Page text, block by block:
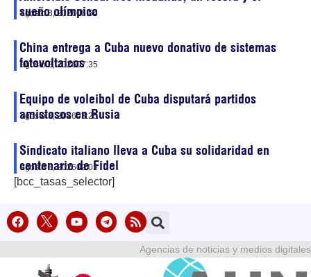
sueño olímpico
agosto 8, 202608:54
China entrega a Cuba nuevo donativo de sistemas
fotovoltaicos
agosto 8, 202607:35
Equipo de voleibol de Cuba disputará partidos
amistosos en Rusia
agosto 8, 202603:25
Sindicato italiano lleva a Cuba su solidaridad en
centenario de Fidel
agosto 8, 202602:03
[bcc_tasas_selector]
Agencias de noticias y medios digitales